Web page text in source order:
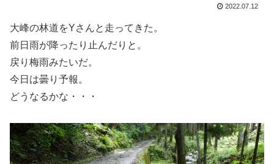
2022.07.12
大峰の林道をYさんと走ってきた。
前日雨が降ったり止んだりと。
戻り梅雨みたいだ。
今日は曇り予報。
どうなるかな・・・